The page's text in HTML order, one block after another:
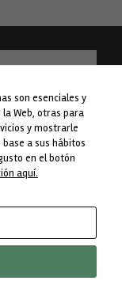
pola Liña 1 do Plan
Deputación de
son esenciales y
Web, otras para
y mostrarle
a sus hábitos
en el botón
aquí.